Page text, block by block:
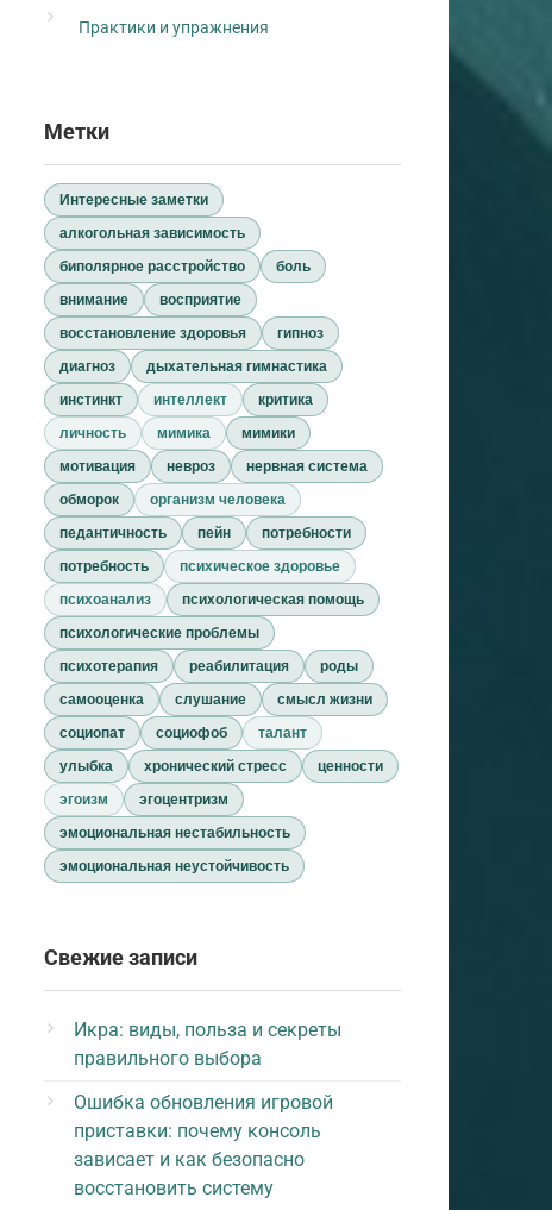
Практики и упражнения
Метки
Интересные заметки
алкогольная зависимость
биполярное расстройство
боль
внимание
восприятие
восстановление здоровья
гипноз
диагноз
дыхательная гимнастика
инстинкт
интеллект
критика
личность
мимика
мимики
мотивация
невроз
нервная система
обморок
организм человека
педантичность
пейн
потребности
потребность
психическое здоровье
психоанализ
психологическая помощь
психологические проблемы
психотерапия
реабилитация
роды
самооценка
слушание
смысл жизни
социопат
социофоб
талант
улыбка
хронический стресс
ценности
эгоизм
эгоцентризм
эмоциональная нестабильность
эмоциональная неустойчивость
Свежие записи
Икра: виды, польза и секреты
правильного выбора
Ошибка обновления игровой
приставки: почему консоль
зависает и как безопасно
восстановить систему